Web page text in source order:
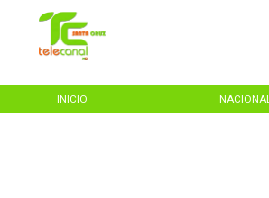
INICIO NACIONAL